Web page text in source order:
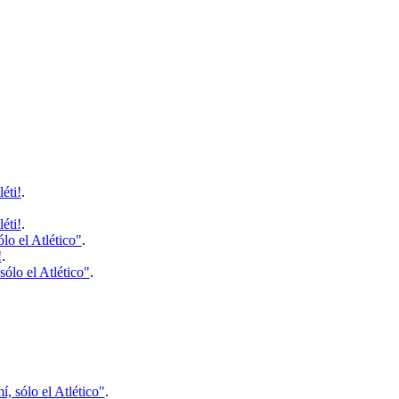
.
.
el Atlético".
.
el Atlético".
sólo el Atlético".